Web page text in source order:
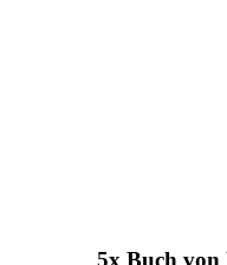
5x Buch von